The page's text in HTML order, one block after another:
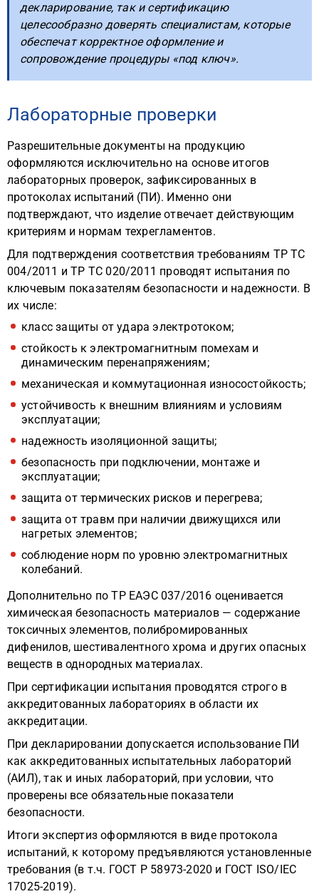
декларирование, так и сертификацию
целесообразно доверять специалистам, которые
обеспечат корректное оформление и
сопровождение процедуры «под ключ».
Лабораторные проверки
Разрешительные документы на продукцию
оформляются исключительно на основе итогов
лабораторных проверок, зафиксированных в
протоколах испытаний (ПИ). Именно они
подтверждают, что изделие отвечает действующим
критериям и нормам техрегламентов.
Для подтверждения соответствия требованиям ТР ТС
004/2011 и ТР ТС 020/2011 проводят испытания по
ключевым показателям безопасности и надежности. В
их числе:
класс защиты от удара электротоком;
стойкость к электромагнитным помехам и
динамическим перенапряжениям;
механическая и коммутационная износостойкость;
устойчивость к внешним влияниям и условиям
эксплуатации;
надежность изоляционной защиты;
безопасность при подключении, монтаже и
эксплуатации;
защита от термических рисков и перегрева;
защита от травм при наличии движущихся или
нагретых элементов;
соблюдение норм по уровню электромагнитных
колебаний.
Дополнительно по ТР ЕАЭС 037/2016 оценивается
химическая безопасность материалов — содержание
токсичных элементов, полибромированных
дифенилов, шестивалентного хрома и других опасных
веществ в однородных материалах.
При сертификации испытания проводятся строго в
аккредитованных лабораториях в области их
аккредитации.
При декларировании допускается использование ПИ
как аккредитованных испытательных лабораторий
(АИЛ), так и иных лабораторий, при условии, что
проверены все обязательные показатели
безопасности.
Итоги экспертиз оформляются в виде протокола
испытаний, к которому предъявляются установленные
требования (в т.ч. ГОСТ Р 58973-2020 и ГОСТ ISO/IEC
17025-2019).